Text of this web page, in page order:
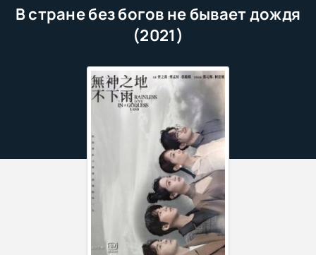
В стране без богов не бывает дождя
(2021)